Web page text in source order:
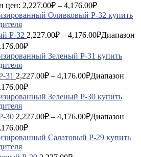
цен: 2,227.00₽ – 4,176.00₽
P-32 2,227.00₽ – 4,176.00₽Диапазон
31 2,227.00₽ – 4,176.00₽Диапазон
30 2,227.00₽ – 4,176.00₽Диапазон